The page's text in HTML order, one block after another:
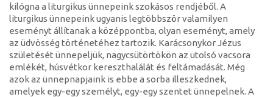
kilógna a liturgikus ünnepeink szokásos rendjéből. A
liturgikus ünnepeink ugyanis legtöbbször valamilyen
eseményt állítanak a középpontba, olyan eseményt, amely
az üdvösség történetéhez tartozik. Karácsonykor Jézus
születését ünnepeljük, nagycsütörtökön az utolsó vacsora
emlékét, húsvétkor kereszthalálát és feltámadását. Még
azok az ünnepnapjaink is ebbe a sorba illeszkednek,
amelyek egy-egy személyt, egy-egy szentet ünnepelnek. A